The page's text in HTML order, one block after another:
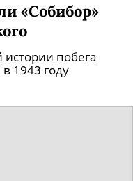
«Собибор»
побега
1943 году